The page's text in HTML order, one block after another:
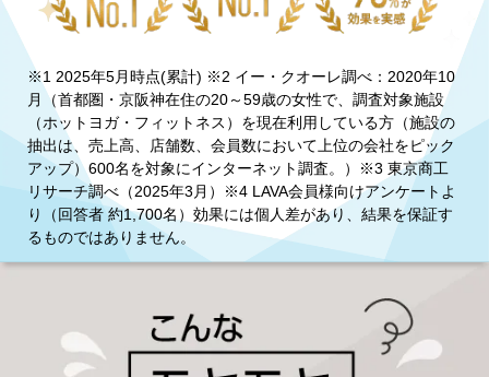
※1 2025年5月時点(累計) ※2 イー・クオーレ調べ：2020年10
月（首都圏・京阪神在住の20～59歳の女性で、調査対象施設
（ホットヨガ・フィットネス）を現在利用している方（施設の
抽出は、売上高、店舗数、会員数において上位の会社をピック
アップ）600名を対象にインターネット調査。）※3 東京商工
リサーチ調べ（2025年3月）※4 LAVA会員様向けアンケートよ
り（回答者 約1,700名）効果には個人差があり、結果を保証す
るものではありません。